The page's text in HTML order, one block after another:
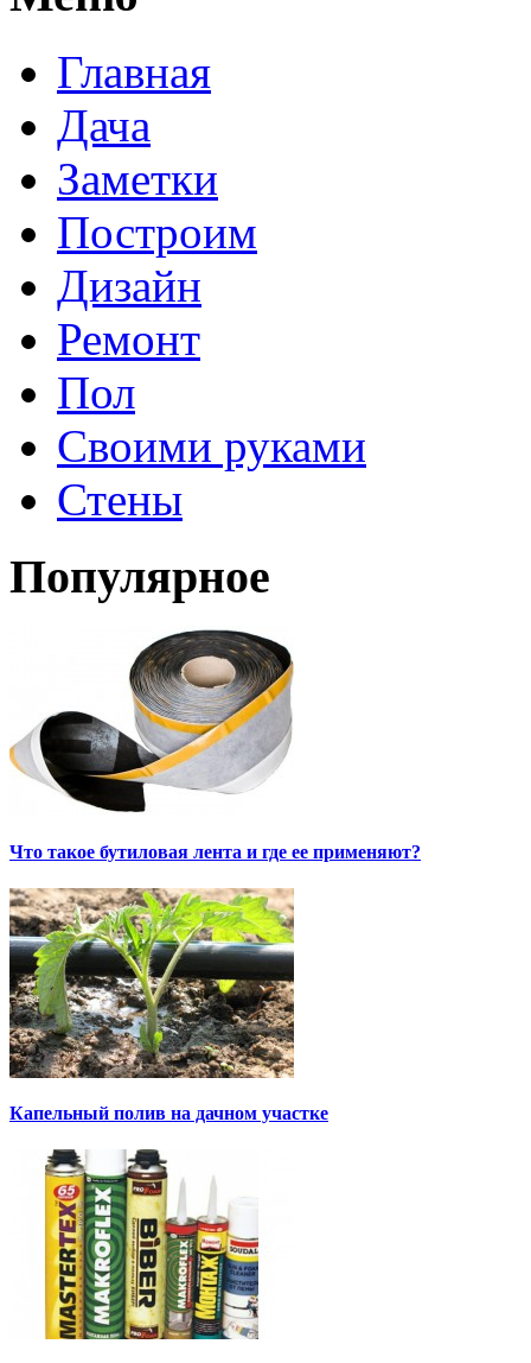
Главная
Дача
Заметки
Построим
Дизайн
Ремонт
Пол
Своими руками
Стены
Популярное
Что такое бутиловая лента и где ее применяют?
Капельный полив на дачном участке